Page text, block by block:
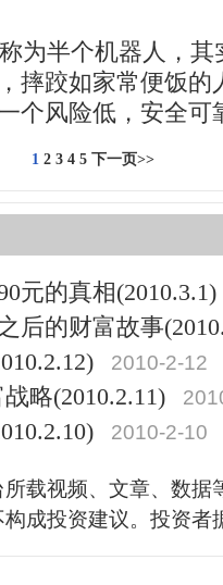
为半个机器人，其
摔跤如家常便饭的
个风险低，安全可
1 2 3 4 5 下一页>>
元的真相(2010.3.1)
后的财富故事
2010-2-12
略(2010.2.11)
2010-2-10
载视频、文章、数据
成投资建议。投资者